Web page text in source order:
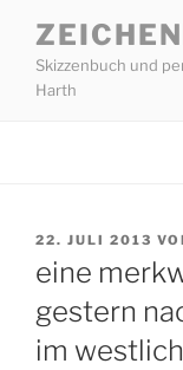
Inhalt
springen
Skizzenbuch und
Harth
AM
22. JULI 2013
eine
gestern
im